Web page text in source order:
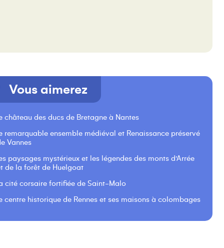
Vous aimerez
château des ducs de Bretagne à Nantes
remarquable ensemble médiéval et Renaissance préservé
Vannes
paysages mystérieux et les légendes des monts d’Arrée
de la forêt de Huelgoat
cité corsaire fortifiée de Saint-Malo
centre historique de Rennes et ses maisons à colombages